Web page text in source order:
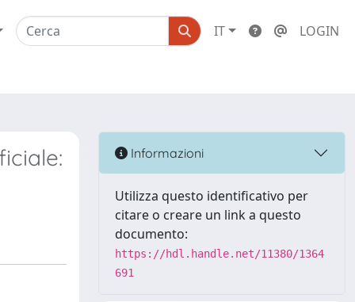
IT LOGIN
Informazioni
Utilizza questo identificativo per
citare o creare un link a questo
documento:
https://hdl.handle.net/11380/1364
691